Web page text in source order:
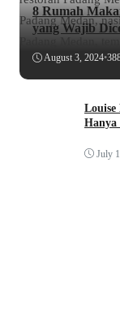
8 Rumah
yang Wajib
August 3, 2024•
Louise
Hanya
July